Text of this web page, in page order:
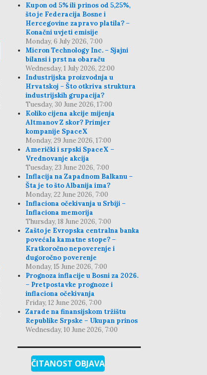
Kupon od 5% ili prinos od 5,25%,
što je Federacija Bosne i
Hercegovine zapravo platila? –
Konačni uvjeti emisije
Monday, 6 July 2026, 7:00
Micron Technology Inc. – Sjajni
bilansi i prst na obaraču
Wednesday, 1 July 2026, 22:00
Industrijska proizvodnja u
Hrvatskoj – Što otkriva struktura
industrijskih grupacija?
Tuesday, 30 June 2026, 17:00
Koliko cijena akcije mijenja
Altmanov Z skor? Primjer
kompanije SpaceX
Monday, 29 June 2026, 17:00
Američki i srpski SpaceX –
Vrednovanje akcija
Tuesday, 23 June 2026, 7:00
Inflacija na Zapadnom Balkanu –
Šta je to što Albanija ima?
Monday, 22 June 2026, 7:00
Inflaciona očekivanja u Srbiji –
Inflaciona memorija
Thursday, 18 June 2026, 7:00
Zašto je Evropska centralna banka
povećala kamatne stope? –
Kratkoročno nepoverenje i
dugoročno poverenje
Monday, 15 June 2026, 7:00
Prognoza inflacije u Bosni za 2026.
– Pretpostavke prognoze i
inflaciona očekivanja
Friday, 12 June 2026, 7:00
Zarade na finansijskom tržištu
Republike Srpske – Ukupan prinos
Wednesday, 10 June 2026, 7:00
ČITANOST OBJAVA